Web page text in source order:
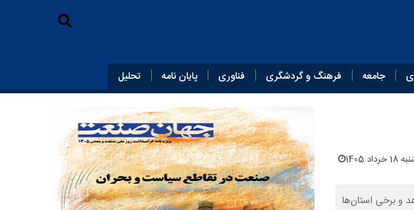
جامعه فرهنگ و گردشگری فناوری پایان‌ نامه تحلیل
1405
و برخی استان‌ها